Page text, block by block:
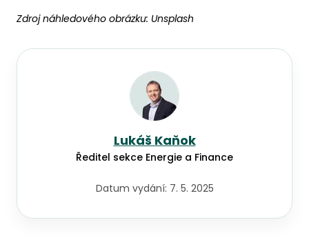
Zdroj náhledového obrázku: Unsplash
Lukáš Kaňok
Ředitel sekce Energie a Finance
Datum vydání: 7. 5. 2025